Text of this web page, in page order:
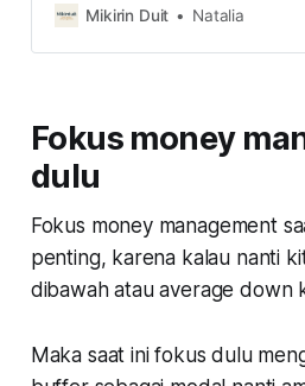
bagi pertumbuhan bisnis retail.
siapa yang paling menarik dilirik
Mikirin Duit Natalia
Fokus money
dulu
Fokus money management
penting, karena kalau nanti
dibawah atau average down
Maka saat ini fokus dulu